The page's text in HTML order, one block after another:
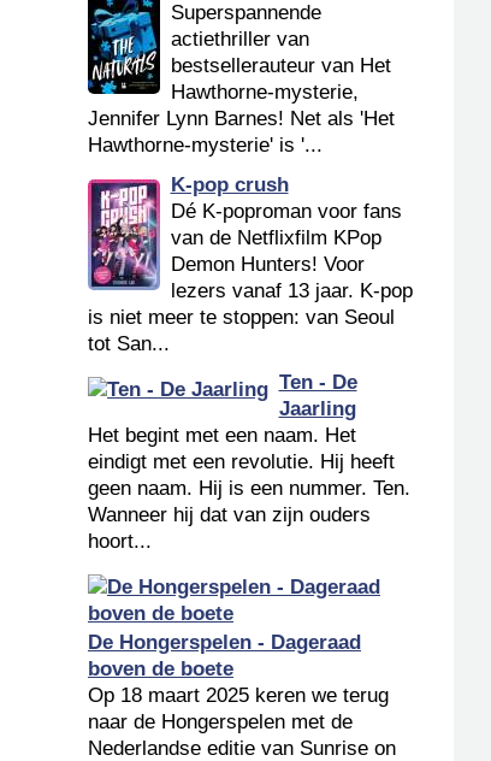
Superspannende
actiethriller van
bestsellerauteur van Het
Hawthorne-mysterie,
Jennifer Lynn Barnes! Net als 'Het
Hawthorne-mysterie' is '...
K-pop crush
Dé K-poproman voor fans
van de Netflixfilm KPop
Demon Hunters! Voor
lezers vanaf 13 jaar. K-pop
is niet meer te stoppen: van Seoul
tot San...
Ten - De
Jaarling
Het begint met een naam. Het
eindigt met een revolutie. Hij heeft
geen naam. Hij is een nummer. Ten.
Wanneer hij dat van zijn ouders
hoort...
De Hongerspelen - Dageraad
boven de boete
Op 18 maart 2025 keren we terug
naar de Hongerspelen met de
Nederlandse editie van Sunrise on